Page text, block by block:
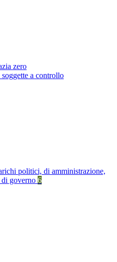
zero
a controllo
politici, di amministrazione,
governo 6